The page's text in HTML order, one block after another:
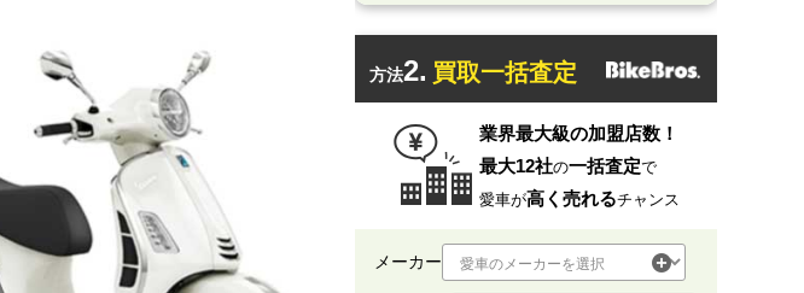
方法2. 買取一括査定
業界最大級の加盟店数！
最大12社の一括査定で
愛車が高く売れるチャンス
メーカー